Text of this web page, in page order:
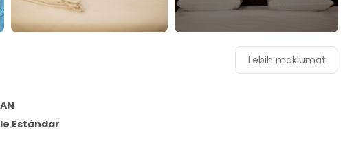
Estándar
Lebih maklumat